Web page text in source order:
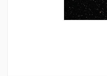
Հատակի սալիկներ